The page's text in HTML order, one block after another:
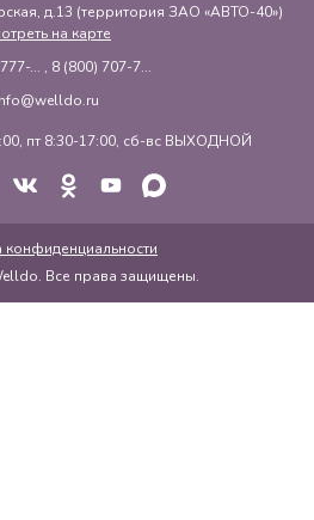
д.13 (территория ЗАО «АВТО-40»)
на карте
... , 8 (800) 707-7...
пт 8:30-17:00, сб-вс ВЫХОДНОЙ
Все права защищены.
конфиденциальности